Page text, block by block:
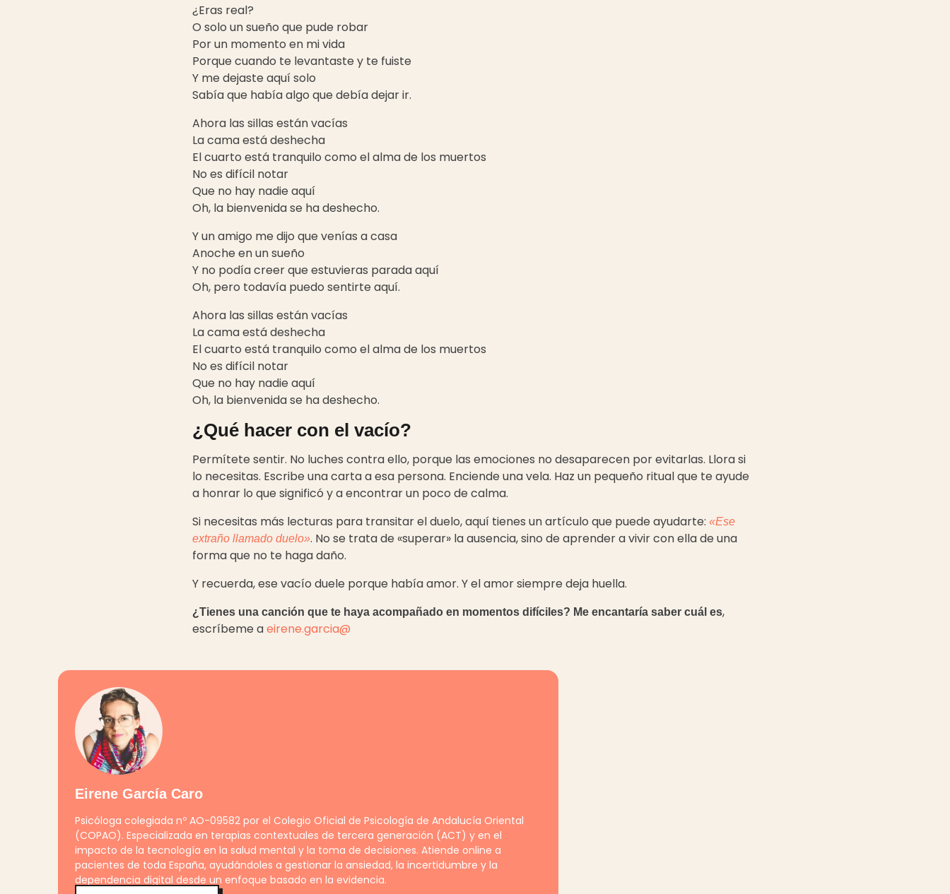
¿Eras real?
O solo un sueño que pude robar
Por un momento en mi vida
Porque cuando te levantaste y te fuiste
Y me dejaste aquí solo
Sabía que había algo que debía dejar ir.
Ahora las sillas están vacías
La cama está deshecha
El cuarto está tranquilo como el alma de los muertos
No es difícil notar
Que no hay nadie aquí
Oh, la bienvenida se ha deshecho.
Y un amigo me dijo que venías a casa
Anoche en un sueño
Y no podía creer que estuvieras parada aquí
Oh, pero todavía puedo sentirte aquí.
Ahora las sillas están vacías
La cama está deshecha
El cuarto está tranquilo como el alma de los muertos
No es difícil notar
Que no hay nadie aquí
Oh, la bienvenida se ha deshecho.
¿Qué hacer con el vacío?
Permítete sentir. No luches contra ello, porque las emociones no desaparecen por evitarlas. Llora si
lo necesitas. Escribe una carta a esa persona. Enciende una vela. Haz un pequeño ritual que te ayude
a honrar lo que significó y a encontrar un poco de calma.
Si necesitas más lecturas para transitar el duelo, aquí tienes un artículo que puede ayudarte: «Ese
extraño llamado duelo». No se trata de «superar» la ausencia, sino de aprender a vivir con ella de una
forma que no te haga daño.
Y recuerda, ese vacío duele porque había amor. Y el amor siempre deja huella.
¿Tienes una canción que te haya acompañado en momentos difíciles? Me encantaría saber cuál es,
escríbeme aeirene.garcia@
Eirene García Caro
Psicóloga colegiada nº AO-09582 por el Colegio Oficial de Psicología de Andalucía Oriental
(COPAO). Especializada en terapias contextuales de tercera generación (ACT) y en el
impacto de la tecnología en la salud mental y la toma de decisiones. Atiende online a
pacientes de toda España, ayudándoles a gestionar la ansiedad, la incertidumbre y la
dependencia digital desde un enfoque basado en la evidencia.